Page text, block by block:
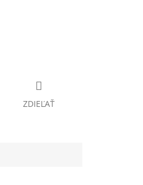
ZDIEĽAŤ